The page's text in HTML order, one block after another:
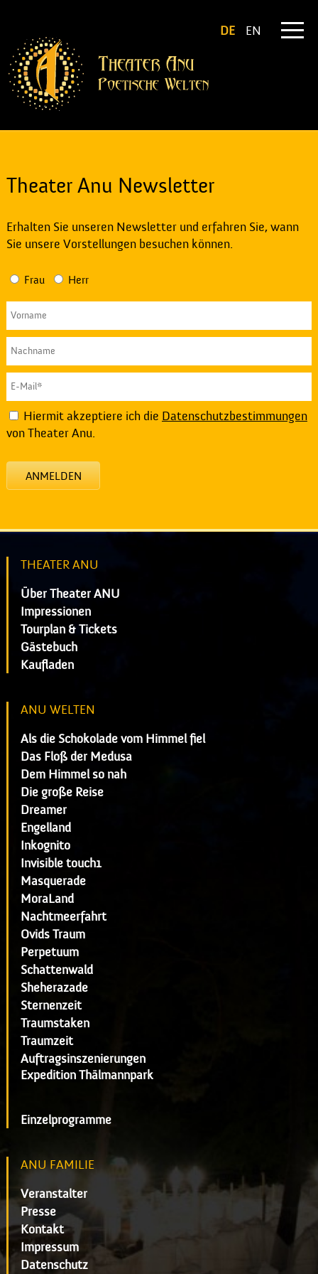
DE EN
Theater Anu Newsletter
Erhalten Sie unseren Newsletter und erfahren Sie, wann
Sie unsere Vorstellungen besuchen können.
Frau Herr
Hiermit akzeptiere ich die Datenschutzbestimmungen
von Theater Anu.
ANMELDEN
THEATER ANU
Über Theater ANU
Impressionen
Tourplan & Tickets
Gästebuch
Kaufladen
ANU WELTEN
Als die Schokolade vom Himmel fiel
Das Floß der Medusa
Dem Himmel so nah
Die große Reise
Dreamer
Engelland
Inkognito
Invisible touch1
Masquerade
MoraLand
Nachtmeerfahrt
Ovids Traum
Perpetuum
Schattenwald
Sheherazade
Sternenzeit
Traumstaken
Traumzeit
Auftragsinszenierungen
Expedition Thälmannpark
Einzelprogramme
ANU FAMILIE
Veranstalter
Presse
Kontakt
Impressum
Datenschutz